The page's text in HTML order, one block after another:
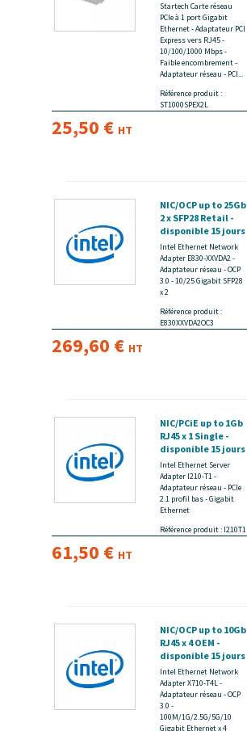
Startech Carte réseau
PCIe à 1 port Gigabit
Ethernet - Adaptateur PCI
Express vers RJ45 -
10/100/1000 Mbps -
Faible encombrement -
Adaptateur réseau - PCI...
Référence produit :
ST1000SPEX2L
25,50 € HT
NIC/OCP up to 25Gb
2 x SFP28 Retail -
disponible 15 jours
Intel Ethernet Network
Adapter E830-XXVDA2 -
Adaptateur réseau - OCP
3.0 - 10/25 Gigabit SFP28
x 2
Référence produit :
E830XXVDA2OC3
269,60 € HT
NIC/PCiE up to 1Gb
RJ45 x 1 Single -
disponible 15 jours
Intel Ethernet Server
Adapter I210-T1 -
Adaptateur réseau - PCIe
2.1 profil bas - Gigabit
Ethernet
Référence produit : I210T1
61,50 € HT
NIC/OCP up to 10Gb
RJ45 x 4 OEM -
disponible 15 jours
Intel Ethernet Network
Adapter X710-T4L -
Adaptateur réseau - OCP
3.0 -
100M/1G/2.5G/5G/10
Gigabit Ethernet x 4